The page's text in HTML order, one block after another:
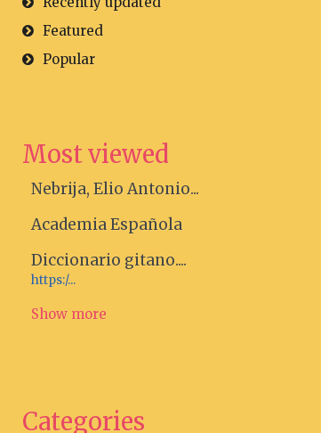
Featured
Popular
Most viewed
Nebrija, Elio Antonio...
Academia Española
Diccionario gitano....
https:/...
Show more
Categories